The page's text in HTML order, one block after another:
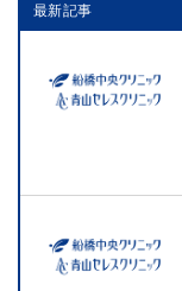
最新記事